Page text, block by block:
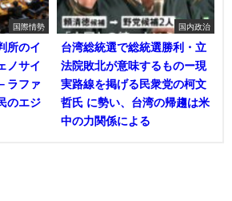
国際情勢
所のイ
ノサイ
ラファ
のエジ
国内政治
台湾総統選で総統選勝利・立
法院敗北が意味するものー現
実路線を掲げる民衆党の柯文
哲氏 に勢い、台湾の帰趨は米
中の力関係による